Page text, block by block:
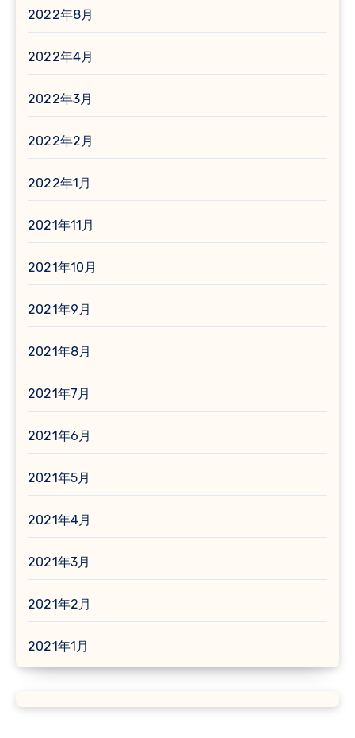
2022年8月
2022年4月
2022年3月
2022年2月
2022年1月
2021年11月
2021年10月
2021年9月
2021年8月
2021年7月
2021年6月
2021年5月
2021年4月
2021年3月
2021年2月
2021年1月